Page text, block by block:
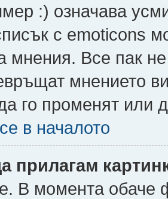
:) означава
с emoticons
мнения. Все пак
мнението
го променят или
в началото
прилагам
В момента обаче